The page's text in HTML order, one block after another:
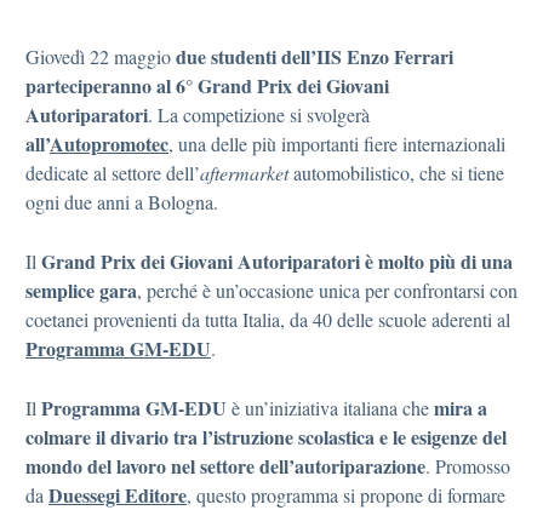
Giovedì 22 maggiodue studenti dell’IIS Enzo Ferrari
parteciperannoal 6° Grand Prix dei Giovani
Autoriparatori. La competizione si svolgerà
all’Autopromotec, una delle più importanti fiere internazionali
dedicate al settore dell’aftermarketautomobilistico, che si tiene
ogni due anni a Bologna.
Il Grand Prix dei Giovani Autoriparatori è molto più di una
semplice gara, perché è un’occasione unica per confrontarsi con
coetanei provenienti da tutta Italia, da 40 delle scuole aderenti al
Programma GM-EDU.
Il Programma GM-EDU è un’iniziativa italiana chemira a
colmare il divario tra l’istruzione scolastica e le esigenze del
mondo del lavoro nel settore dell’autoriparazione. Promosso
da Duessegi Editore, questo programma si propone di formare